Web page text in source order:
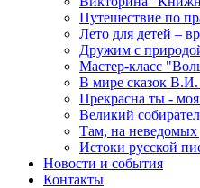
Путешествие по
Лето для детей –
Дружим с
Мастер-класс
В мире сказок
Прекрасна ты -
Великий
Там, на неведомых
Истоки русской
Новости и события
Контакты